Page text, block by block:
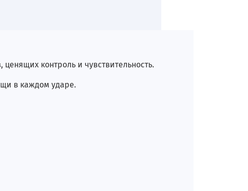
контроль и чувствительность.
в каждом ударе.